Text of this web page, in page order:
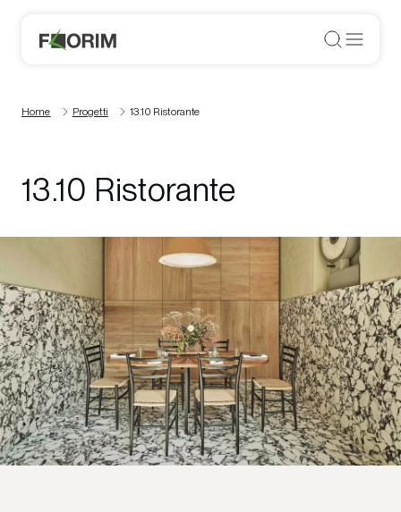
Home Progetti 13.10 Ristorante
13.10 Ristorante